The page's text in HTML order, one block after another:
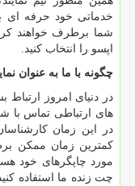
خدماتی خود حرفه ای
شما برطرف خواهند
اپسو را انتخاب کنید.
چگونه با ما به عنوان
در دنیای امروز
های ارتباطی تماس
در این زمان
کمترین زمان ممکن
مورد چاپگرهای خود
چت زنده ما استفاده